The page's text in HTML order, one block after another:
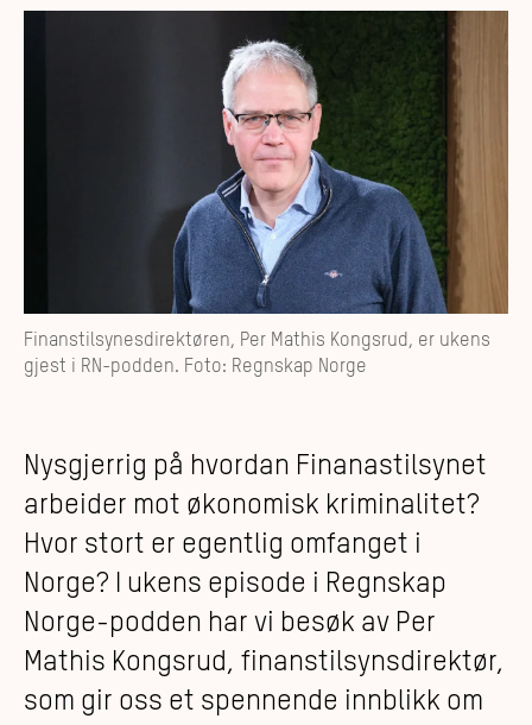
Finanstilsynesdirektøren, Per Mathis Kongsrud, er ukens
gjest i RN-podden. Foto: Regnskap Norge
Nysgjerrig på hvordan Finanastilsynet
arbeider mot økonomisk kriminalitet?
Hvor stort er egentlig omfanget i
Norge? I ukens episode i Regnskap
Norge-podden har vi besøk av Per
Mathis Kongsrud, finanstilsynsdirektør,
som gir oss et spennende innblikk om